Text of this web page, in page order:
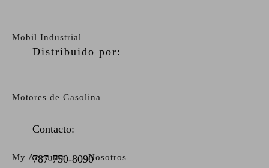
Mobil Industrial
Motores de Gasolina
My Account Nosotros
Distribuido por:
Contacto:
787-750-8090